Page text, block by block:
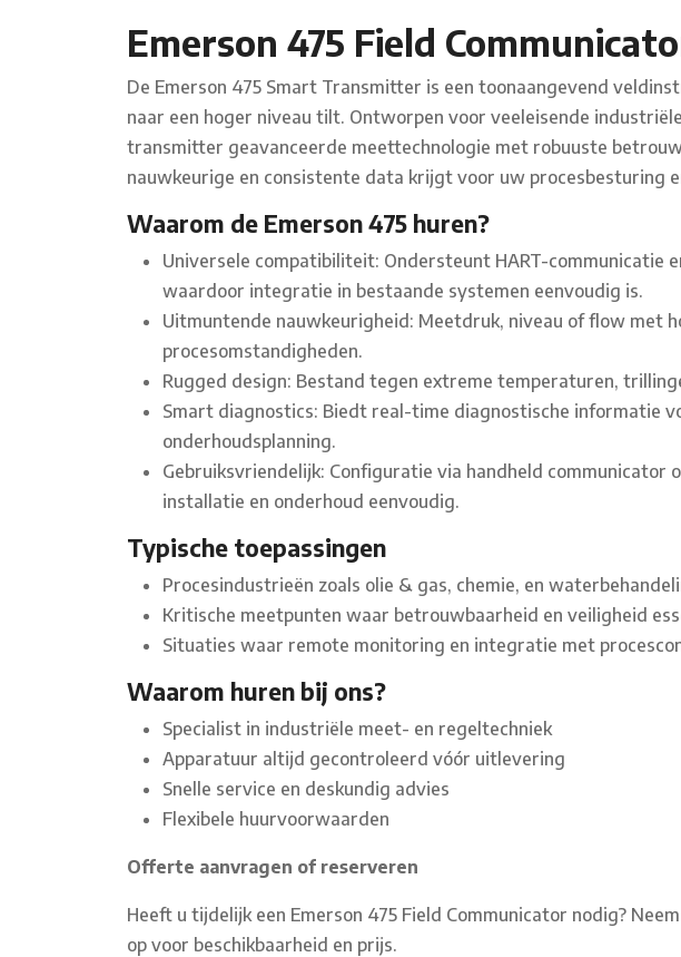
Emerson 475 Field
De Emerson 475 Smart Transmitter is een toonaangevend
naar een hoger niveau tilt. Ontworpen voor veeleisende
transmitter geavanceerde meettechnologie met robuuste
nauwkeurige en consistente data krijgt voor uw procesbesturing
Waarom de Emerson 475 huren?
Universele compatibiliteit: Ondersteunt HART-communicatie
waardoor integratie in bestaande systemen eenvoudig is.
Uitmuntende nauwkeurigheid: Meetdruk, niveau of flow met
procesomstandigheden.
Rugged design: Bestand tegen extreme temperaturen,
Smart diagnostics: Biedt real-time diagnostische informatie
onderhoudsplanning.
Gebruiksvriendelijk: Configuratie via handheld communicator
installatie en onderhoud eenvoudig.
Typische toepassingen
Procesindustrieën zoals olie & gas, chemie, en
Kritische meetpunten waar betrouwbaarheid en veiligheid
Situaties waar remote monitoring en integratie met
Waarom huren bij ons?
Specialist in industriële meet- en regeltechniek
Apparatuur altijd gecontroleerd vóór uitlevering
Snelle service en deskundig advies
Flexibele huurvoorwaarden
Offerte aanvragen of reserveren
Heeft u tijdelijk een Emerson 475 Field Communicator nodig?
op voor beschikbaarheid en prijs.